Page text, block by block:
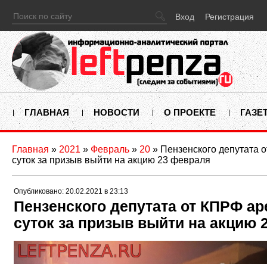
Вход Регистрация
ГЛАВНАЯ НОВОСТИ О ПРОЕКТЕ
Главная » 2021 » Февраль » 20 » Пензенского депутата
суток за призыв выйти на акцию 23 февраля
Опубликовано: 20.02.2021 в 23:13
Пензенского депутата от КПРФ
суток за призыв выйти на акцию